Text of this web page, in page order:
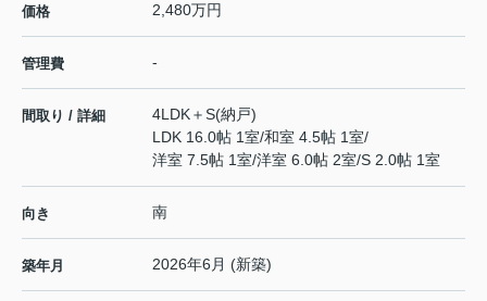
価格 2,480万円
管理費 -
間取り / 詳細
4LDK＋S(納戸)
LDK 16.0帖 1室/和室 4.5帖 1室/
洋室 7.5帖 1室/洋室 6.0帖 2室/S 2.0帖 1室
向き 南
築年月 2026年6月 (新築)